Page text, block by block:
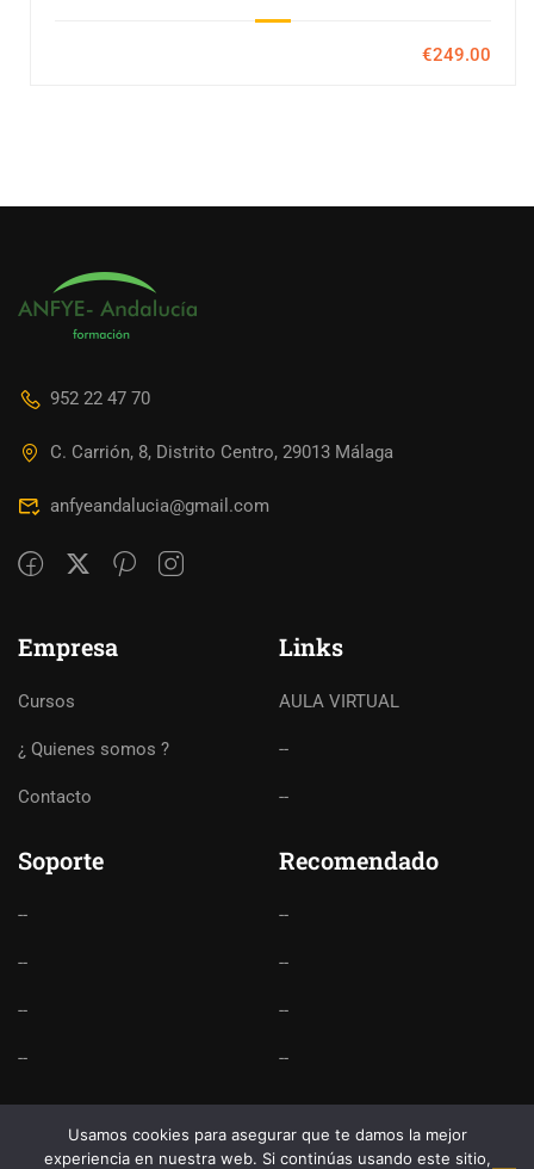
€249.00
952 22 47 70
C. Carrión, 8, Distrito Centro, 29013 Málaga
anfyeandalucia@gmail.com
Empresa
Cursos
¿ Quienes somos ?
Contacto
Links
AULA VIRTUAL
--
--
Soporte
--
--
--
--
Recomendado
--
--
--
--
Usamos cookies para asegurar que te damos la mejor
experiencia en nuestra web. Si continúas usando este sitio,